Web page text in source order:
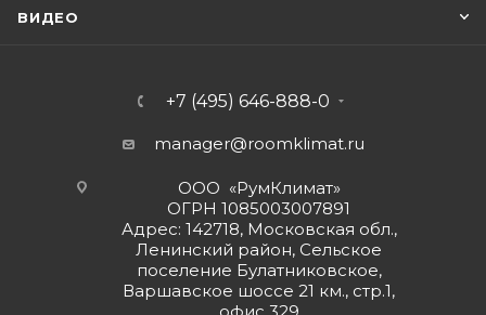
ВИДЕО
+7 (495) 646-888-0
manager@roomklimat.ru
ООО «РумКлимат»
ОГРН 1085003007891
Адрес: 142718, Московская обл.,
Ленинский район, Сельское
поселение Булатниковское,
Варшавское шоссе 21 км., стр.1,